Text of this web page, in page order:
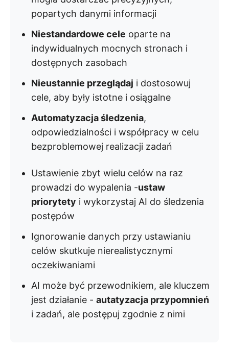
popartych danymi informacji
Niestandardowe cele oparte na
indywidualnych mocnych stronach i
dostępnych zasobach
Nieustannie przeglądaj i dostosowuj
cele, aby były istotne i osiągalne
Automatyzacja śledzenia,
odpowiedzialności i współpracy w celu
bezproblemowej realizacji zadań
Ustawienie zbyt wielu celów na raz
prowadzi do wypalenia -ustaw
priorytety i wykorzystaj AI do śledzenia
postępów
Ignorowanie danych przy ustawianiu
celów skutkuje nierealistycznymi
oczekiwaniami
AI może być przewodnikiem, ale kluczem
jest działanie - autatyzacja przypomnień
i zadań, ale postępuj zgodnie z nimi